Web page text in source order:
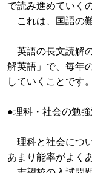
で読み進めていく
これは、国語の
英語の長文読解
解英語」で、毎年
していくことです。
●理科・社会の勉
理科と社会につ
あまり能率がよく